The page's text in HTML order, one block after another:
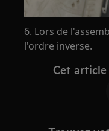
6. Lors de
l'ordre inverse.
Cet